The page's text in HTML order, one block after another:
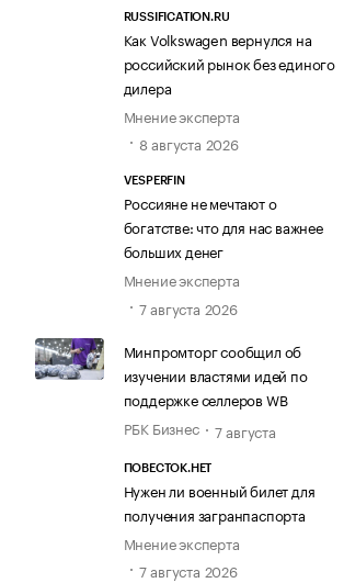
RUSSIFICATION.RU
Как Volkswagen вернулся на
российский рынок без единого
дилера
Мнение эксперта
8 августа 2026
VESPERFIN
Россияне не мечтают о
богатстве: что для нас важнее
больших денег
Мнение эксперта
7 августа 2026
Минпромторг сообщил об
изучении властями идей по
поддержке селлеров WB
РБК Бизнес
7 августа
ПОВЕСТОК.НЕТ
Нужен ли военный билет для
получения загранпаспорта
Мнение эксперта
7 августа 2026